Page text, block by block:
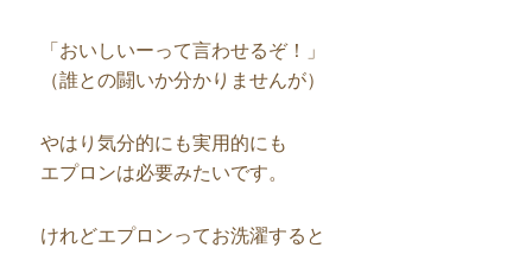
「おいしいーって言わせるぞ！」
（誰との闘いか分かりませんが）
やはり気分的にも実用的にも
エプロンは必要みたいです。
けれどエプロンってお洗濯すると